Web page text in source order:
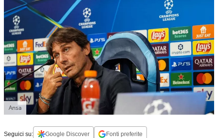
Ansa
Seguici su: Google Discover Fonti preferite